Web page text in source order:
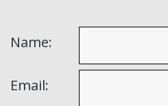
Name:
Email: